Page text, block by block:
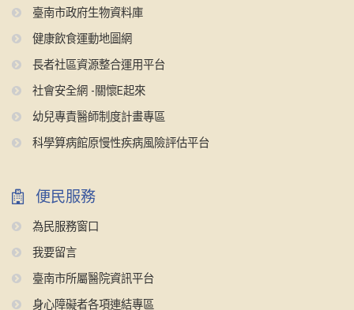
臺南市政府生物資料庫
健康飲食運動地圖網
長者社區資源整合運用平台
社會安全網 -關懷E起來
幼兒專責醫師制度計畫專區
科學算病館原慢性疾病風險評估平台
便民服務
為民服務窗口
我要留言
臺南市所屬醫院資訊平台
身心障礙者各項連結專區